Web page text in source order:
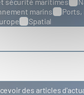
marins
Spatial
des articles